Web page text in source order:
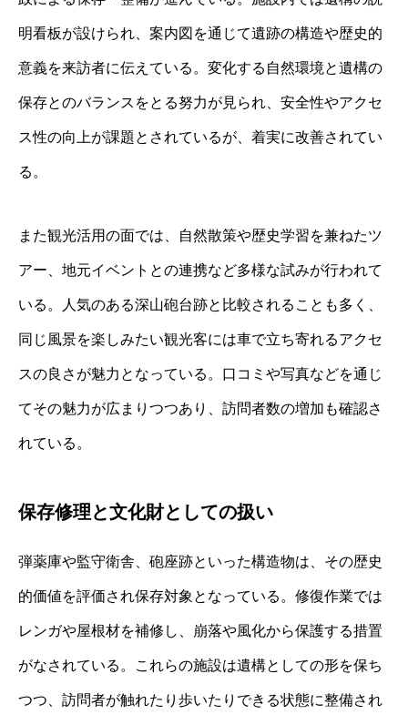
明看板が設けられ、案内図を通じて遺跡の構造や歴史的
意義を来訪者に伝えている。変化する自然環境と遺構の
保存とのバランスをとる努力が見られ、安全性やアクセ
ス性の向上が課題とされているが、着実に改善されてい
る。
また観光活用の面では、自然散策や歴史学習を兼ねたツ
アー、地元イベントとの連携など多様な試みが行われて
いる。人気のある深山砲台跡と比較されることも多く、
同じ風景を楽しみたい観光客には車で立ち寄れるアクセ
スの良さが魅力となっている。口コミや写真などを通じ
てその魅力が広まりつつあり、訪問者数の増加も確認さ
れている。
保存修理と文化財としての扱い
弾薬庫や監守衛舎、砲座跡といった構造物は、その歴史
的価値を評価され保存対象となっている。修復作業では
レンガや屋根材を補修し、崩落や風化から保護する措置
がなされている。これらの施設は遺構としての形を保ち
つつ、訪問者が触れたり歩いたりできる状態に整備され